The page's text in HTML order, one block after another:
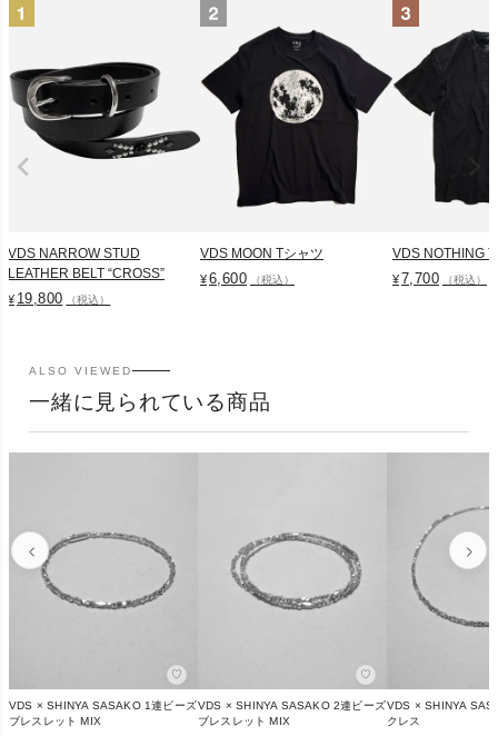
VDS NARROW STUD
LEATHER BELT “CROSS”
¥ 19,800 （税込）
VDS MOON Tシャツ
¥6,600 （税込）
VDS NOTHING
¥7,700 （税込）
ALSO VIEWED
一緒に見られている商品
♡
VDS × SHINYA SASAKO 1連ビーズ
ブレスレット MIX
♡
VDS × SHINYA SASAKO 2連ビーズ
ブレスレット MIX
VDS × SHINYA
クレス